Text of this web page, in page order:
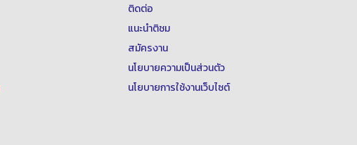
ติดต่อ
แนะนำติชม
สมัครงาน
นโยบายความเป็นส่วนตัว
นโยบายการใช้งานเว็บไซต์